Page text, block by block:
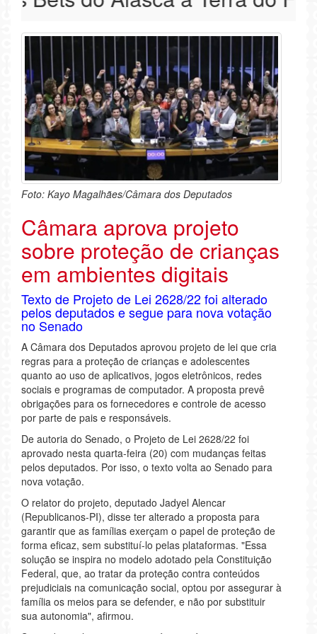
Foto: Kayo Magalhães/Câmara dos Deputados
Câmara aprova projeto
sobre proteção de crianças
em ambientes digitais
Texto de Projeto de Lei 2628/22 foi alterado
pelos deputados e segue para nova votação
no Senado
A Câmara dos Deputados aprovou projeto de lei que cria
regras para a proteção de crianças e adolescentes
quanto ao uso de aplicativos, jogos eletrônicos, redes
sociais e programas de computador. A proposta prevê
obrigações para os fornecedores e controle de acesso
por parte de pais e responsáveis.
De autoria do Senado, o Projeto de Lei 2628/22 foi
aprovado nesta quarta-feira (20) com mudanças feitas
pelos deputados. Por isso, o texto volta ao Senado para
nova votação.
O relator do projeto, deputado Jadyel Alencar
(Republicanos-PI), disse ter alterado a proposta para
garantir que as famílias exerçam o papel de proteção de
forma eficaz, sem substituí-lo pelas plataformas. "Essa
solução se inspira no modelo adotado pela Constituição
Federal, que, ao tratar da proteção contra conteúdos
prejudiciais na comunicação social, optou por assegurar à
família os meios para se defender, e não por substituir
sua autonomia", afirmou.